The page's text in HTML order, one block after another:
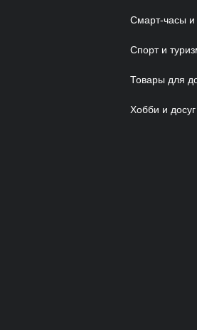
Смарт-часы и
Спорт и
Товары для
Хобби и досуг